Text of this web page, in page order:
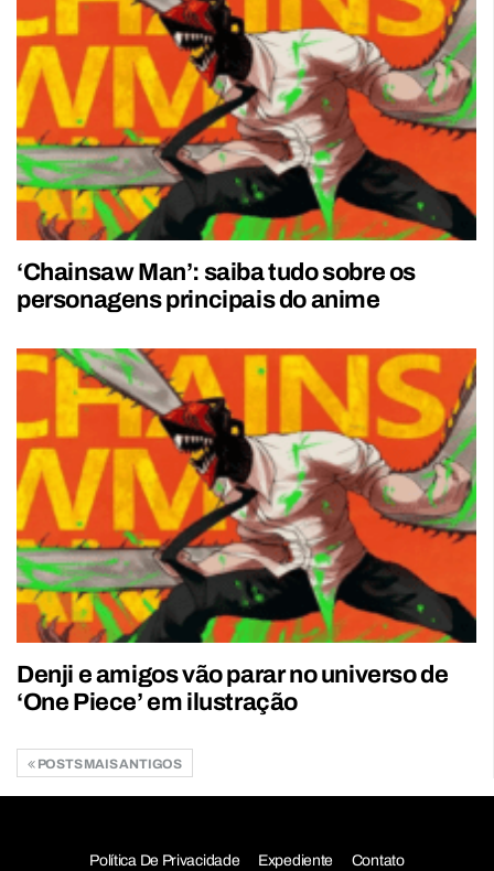
‘Chainsaw Man’: saiba tudo sobre os
personagens principais do anime
Denji e amigos vão parar no universo de
‘One Piece’ em ilustração
POSTS MAIS ANTIGOS
Política De Privacidade Expediente Contato